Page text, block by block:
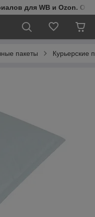
для WB и Ozon.
пакеты Курьерские